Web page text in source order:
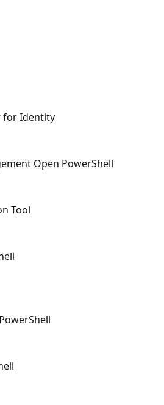
for Identity
Open PowerShell
Tool